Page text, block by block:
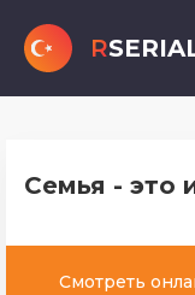
R
Семья - это
Смотреть